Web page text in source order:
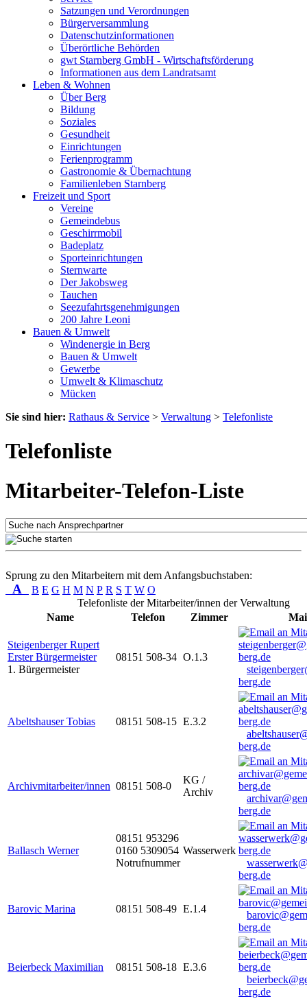
Satzungen und Verordnungen
Bürgerversammlung
Datenschutzinformationen
Überörtliche Behörden
gwt Starnberg GmbH - Wirtschaftsförderung
Informationen aus dem Landratsamt
Leben & Wohnen
Über Berg
Bildung
Soziales
Gesundheit
Einrichtungen
Ferienprogramm
Gastronomie & Übernachtung
Familienleben Starnberg
Freizeit und Sport
Vereine
Gemeindebus
Geschirrmobil
Badeplatz
Sporteinrichtungen
Sternwarte
Der Jakobsweg
Tauchen
Seezufahrtsgenehmigungen
200 Jahre Leoni
Bauen & Umwelt
Windenergie in Berg
Bauen & Umwelt
Gewerbe
Umwelt & Klimaschutz
Mücken
Sie sind hier: Rathaus & Service > Verwaltung > Telefonliste
Telefonliste
Mitarbeiter-Telefon-Liste
Sprung zu den Mitarbeitern mit dem Anfangsbuchstaben:
A B E G H M N P R S T W O
Telefonliste der Mitarbeiter/innen der Verwaltung
Name
Telefon Zimmer
Steigenberger Rupert
Erster Bürgermeister
1. Bürgermeister
08151 508-34 O.1.3
berg.de
Abeltshauser Tobias 08151 508-15 E.3.2
berg.de
Archivmitarbeiter/innen 08151 508-0
KG /
Archiv
berg.de
Ballasch Werner
08151 953296
0160 5309054
Notrufnummer
Wasserwerk
berg.de
Barovic Marina 08151 508-49 E.1.4
berg.de
Beierbeck Maximilian 08151 508-18 E.3.6
berg.de